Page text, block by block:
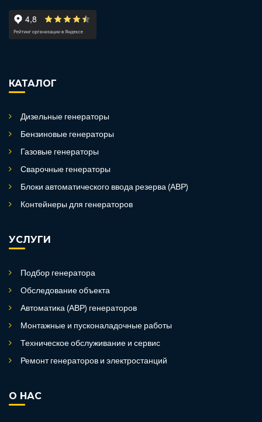
КАТАЛОГ
Дизельные генераторы
Бензиновые генераторы
Газовые генераторы
Сварочные генераторы
Блоки автоматического ввода резерва (АВР)
Контейнеры для генераторов
УСЛУГИ
Подбор генератора
Обследование объекта
Автоматика (АВР) генераторов
Монтажные и пусконаладочные работы
Техническое обслуживание и сервис
Ремонт генераторов и электростанций
О НАС